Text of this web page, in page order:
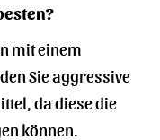
mit einem
Sie aggressive
da diese die
können.